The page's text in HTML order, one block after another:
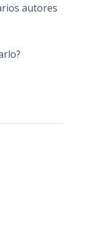
autores